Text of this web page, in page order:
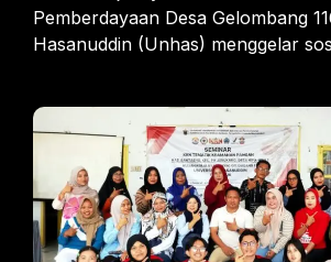
Pemberdayaan Desa Gelombang
Hasanuddin (Unhas) menggelar